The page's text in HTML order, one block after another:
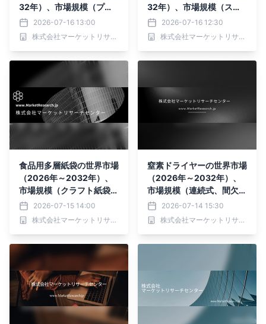
32年）、市場規模（プラ
スチック容器、紙容器）・
分析レポートを発表
2026-07-16 13:00
株式会社マーケットリサーチセンター
32年）、市場規模（スズ
含有量>19%、スズ含有量
≤19%）・分析レポートを
発表
2026-07-16 12:30
株式会社マーケットリサーチセンター
食品用多層紙袋の世界市場
（2026年～2032年）、
市場規模（クラフト紙袋、
紙・プラスチック複合袋、
その他）・分析レポートを
発表
2026-07-15 14:00
株式会社マーケットリサーチセンター
窒素ドライヤーの世界市場
（2026年～2032年）、
市場規模（連続式、間欠
式）・分析レポートを発表
2026-07-14 15:30
株式会社マーケットリサーチセンター